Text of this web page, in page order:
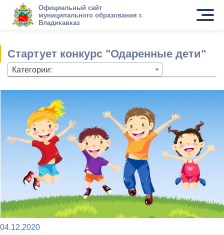
Официальный сайт
муниципального образования г.
Владикавказ
Стартует конкурс "Одаренные дети"
Категории:
04.12.2020